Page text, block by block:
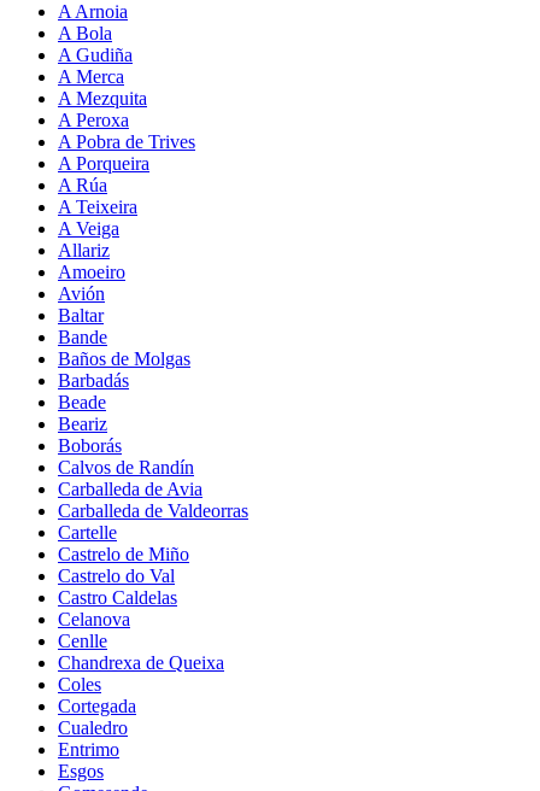
A Arnoia
A Bola
A Gudiña
A Merca
A Mezquita
A Peroxa
A Pobra de Trives
A Porqueira
A Rúa
A Teixeira
A Veiga
Allariz
Amoeiro
Avión
Baltar
Bande
Baños de Molgas
Barbadás
Beade
Beariz
Boborás
Calvos de Randín
Carballeda de Avia
Carballeda de Valdeorras
Cartelle
Castrelo de Miño
Castrelo do Val
Castro Caldelas
Celanova
Cenlle
Chandrexa de Queixa
Coles
Cortegada
Cualedro
Entrimo
Esgos